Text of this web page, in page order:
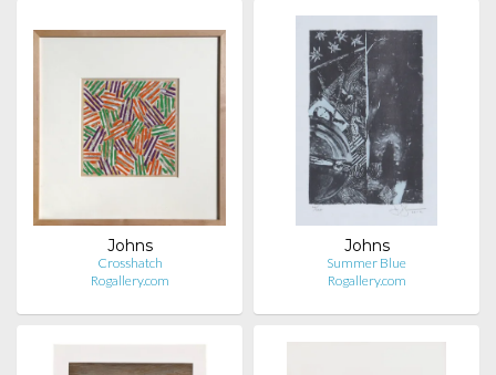
Johns
Crosshatch
Rogallery.com
Johns
Summer Blue
Rogallery.com